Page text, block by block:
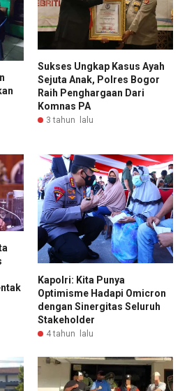
Sukses Ungkap Kasus Ayah
Sejuta Anak, Polres Bogor
Raih Penghargaan Dari
Komnas PA
3 tahun lalu
Kapolri: Kita Punya
Optimisme Hadapi Omicron
dengan Sinergitas Seluruh
Stakeholder
4 tahun lalu